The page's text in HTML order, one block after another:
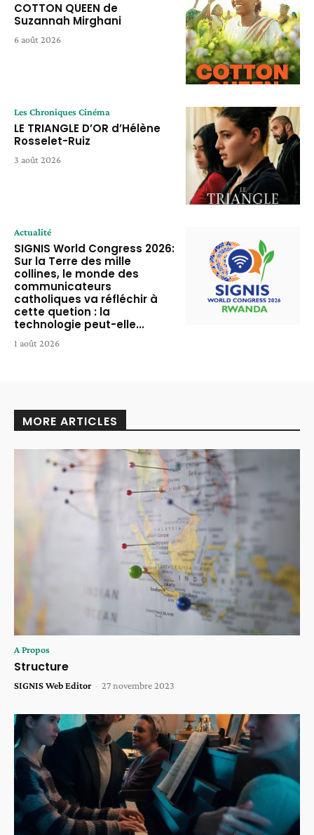
COTTON QUEEN de
Suzannah Mirghani
6 août 2026
Les Chroniques Cinéma
LE TRIANGLE D’OR d’Hélène
Rosselet-Ruiz
3 août 2026
Actualité
SIGNIS World Congress 2026:
Sur la Terre des mille
collines, le monde des
communicateurs
catholiques va réfléchir à
cette quetion : la
technologie peut-elle...
1 août 2026
MORE ARTICLES
A Propos
Structure
SIGNIS Web Editor - 27 novembre 2023